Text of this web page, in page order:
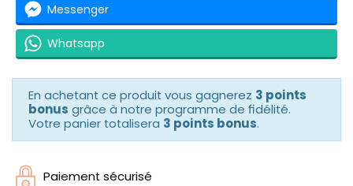
Messenger
Whatsapp
En achetant ce produit vous gagnerez 3 points
bonus grâce à notre programme de fidélité.
Votre panier totalisera 3 points bonus.
Paiement sécurisé